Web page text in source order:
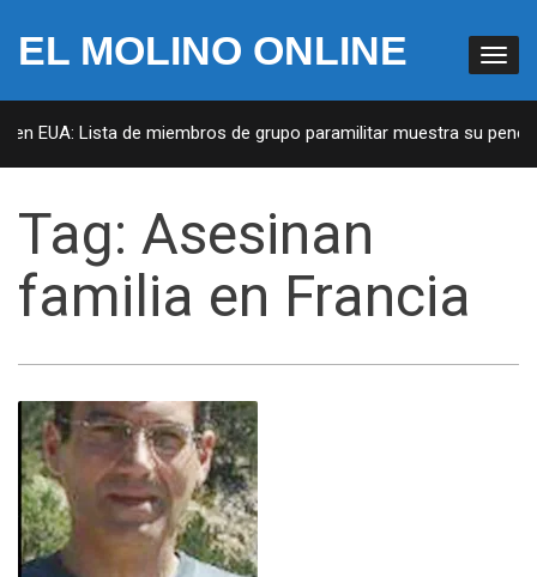
EL MOLINO ONLINE
EUA: Lista de miembros de grupo paramilitar muestra su
Tag: Asesinan
familia en Francia